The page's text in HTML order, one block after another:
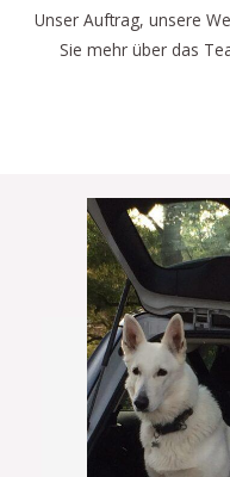
Unser Auftrag, unsere
Sie mehr über das